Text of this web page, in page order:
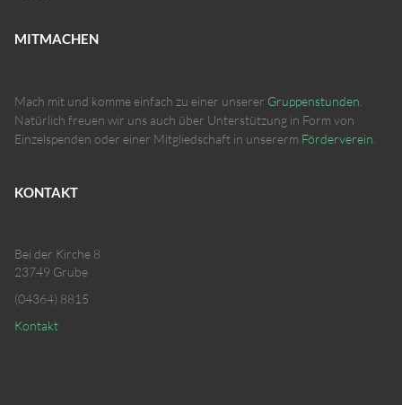
MITMACHEN
Mach mit und komme einfach zu einer unserer Gruppenstunden
Natürlich freuen wir uns auch über Unterstützung in Form von
Einzelspenden oder einer Mitgliedschaft in unsererm Förderverein
KONTAKT
Bei der Kirche 8
23749 Grube
(04364) 8815
Kontakt